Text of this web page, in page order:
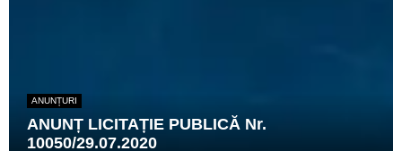
ANUNȚURI
ANUNȚ LICITAȚIE PUBLICĂ Nr.
10050/29.07.2020